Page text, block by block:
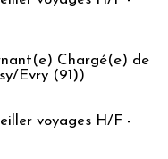
Chargé(e) de
Evry (91))
voyages H/F -